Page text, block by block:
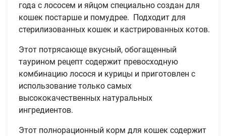
года с лососем и яйцом специально создан для
кошек постарше и помудрее. Подходит для
стерилизованных кошек и кастрированных котов.
Этот потрясающе вкусный, обогащенный
таурином рецепт содержит превосходную
комбинацию лосося и курицы и приготовлен с
использование только самых
высококачественных натуральных
ингредиентов.
Этот полнорационный корм для кошек содержит